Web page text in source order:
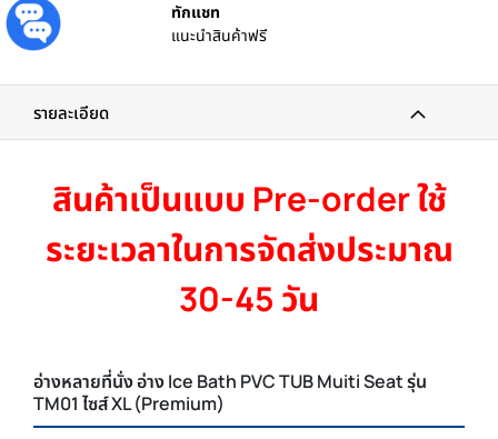
ทักแชท
แนะนำสินค้าฟรี
รายละเอียด
สินค้าเป็นแบบ Pre-order ใช้
ระยะเวลาในการจัดส่งประมาณ
30-45 วัน
อ่างหลายที่นั่ง อ่าง Ice Bath PVC TUB Muiti Seat รุ่น
TM01 ไซส์ XL (Premium)